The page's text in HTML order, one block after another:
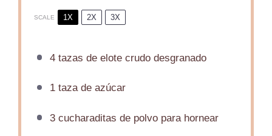
SCALE 1X 2X 3X
4tazas de elote crudo desgranado
1taza de azúcar
3cucharaditas de polvo para hornear